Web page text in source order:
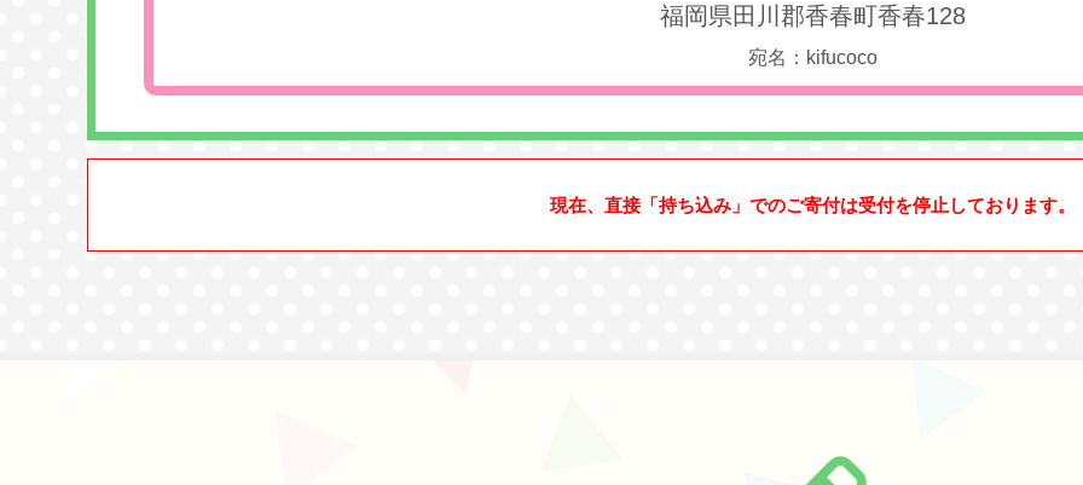
福岡県田川郡香春町香春128
宛名：kifucoco
現在、直接「持ち込み」でのご寄付は受付を停止しております。